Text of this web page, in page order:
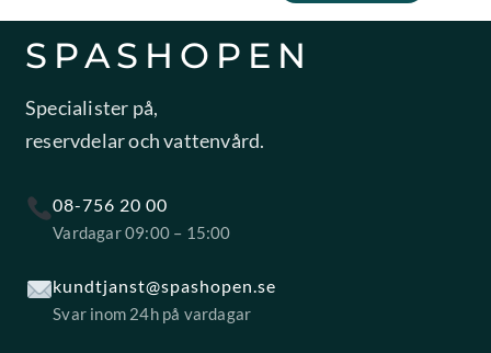
SPASHOPEN
Specialister på,
reservdelar och vattenvård.
08-756 20 00
Vardagar 09:00 – 15:00
kundtjanst@spashopen.se
Svar inom 24h på vardagar